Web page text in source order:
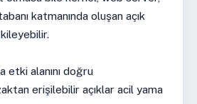
katmanında oluşan açık
etki alanını doğru
erişilebilir açıklar acil yama